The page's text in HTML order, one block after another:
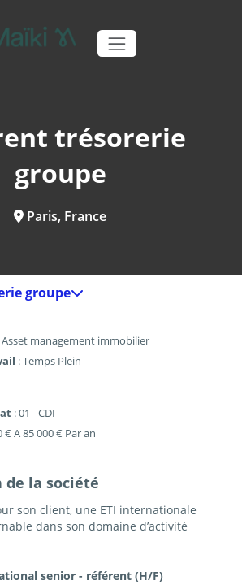
trésorerie
groupe
Paris, France
groupe
Asset management immobilier
: Temps Plein
: 01 - CDI
€ A 85 000 € Par an
la société
son client, une ETI internationale
dans son domaine d’activité
senior - référent (H/F)